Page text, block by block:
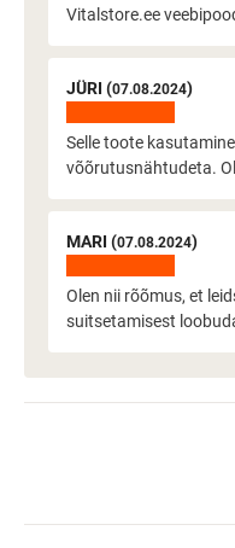
Vitalstore.ee
JÜRI (07.08.2024)
Selle toote
võõrutusnähtudeta.
MARI (07.08.2024)
Olen nii rõõmus, et
suitsetamisest